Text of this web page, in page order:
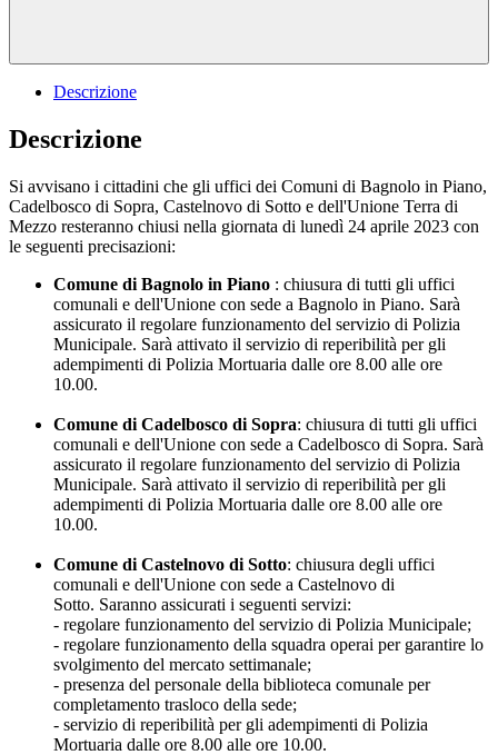
Descrizione
Descrizione
Si avvisano i cittadini che gli uffici dei Comuni di Bagnolo in Piano,
Cadelbosco di Sopra, Castelnovo di Sotto e dell'Unione Terra di
Mezzo resteranno chiusi nella giornata di lunedì 24 aprile 2023 con
le seguenti precisazioni:
Comune di Bagnolo in Piano : chiusura di tutti gli uffici
comunali e dell'Unione con sede a Bagnolo in Piano. Sarà
assicurato il regolare funzionamento del servizio di Polizia
Municipale. Sarà attivato il servizio di reperibilità per gli
adempimenti di Polizia Mortuaria dalle ore 8.00 alle ore
10.00.
Comune di Cadelbosco di Sopra: chiusura di tutti gli uffici
comunali e dell'Unione con sede a Cadelbosco di Sopra. Sarà
assicurato il regolare funzionamento del servizio di Polizia
Municipale. Sarà attivato il servizio di reperibilità per gli
adempimenti di Polizia Mortuaria dalle ore 8.00 alle ore
10.00.
Comune di Castelnovo di Sotto: chiusura degli uffici
comunali e dell'Unione con sede a Castelnovo di
Sotto. Saranno assicurati i seguenti servizi:
- regolare funzionamento del servizio di Polizia Municipale;
- regolare funzionamento della squadra operai per garantire lo
svolgimento del mercato settimanale;
- presenza del personale della biblioteca comunale per
completamento trasloco della sede;
- servizio di reperibilità per gli adempimenti di Polizia
Mortuaria dalle ore 8.00 alle ore 10.00.